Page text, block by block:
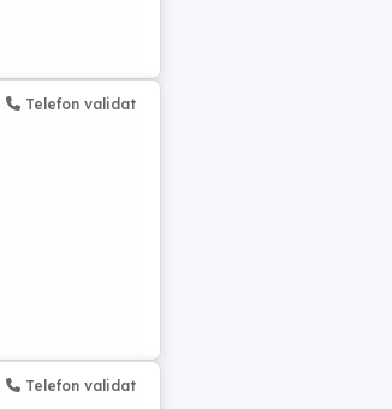
Telefon validat
Telefon validat